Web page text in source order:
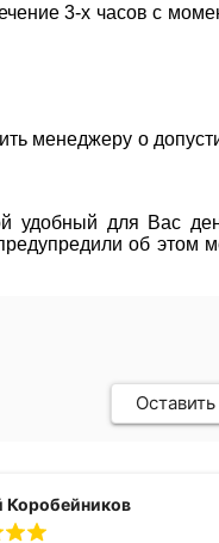
3-х часов с
менеджеру о
удобный для Вас
об этом
Коробейников